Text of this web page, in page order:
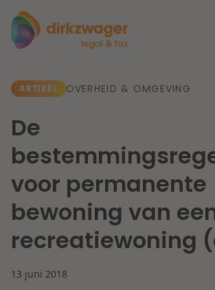
Expertises
Fiscaal
Arbeid & Pensioen
IT & Privacy
IE & Innovatie
Dichtbij een toekomstbestendige
Artikelen
Klantcases
Events
Specialisten
Werken bij
ARTIKEL OVERHEID & OMGEVING
De
voor permanente
bewoning van
recreatiewoning
13 juni 2018